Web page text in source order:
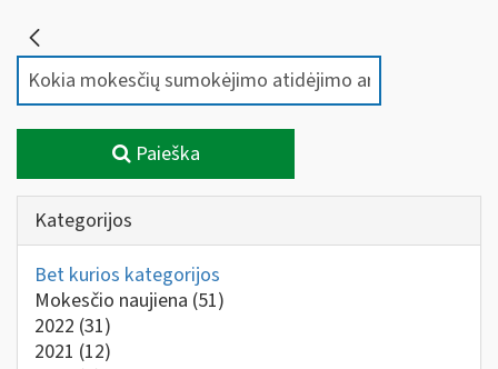
Paieška
Kategorijos
Bet kurios kategorijos
Mokesčio naujiena (51)
2022 (31)
2021 (12)